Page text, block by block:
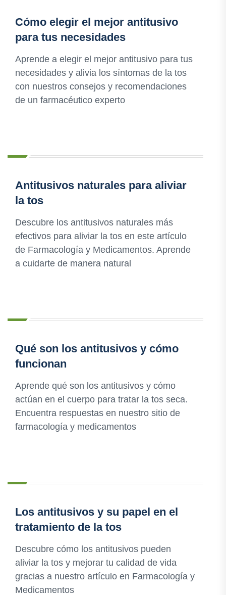
Cómo elegir el mejor antitusivo
para tus necesidades
Aprende a elegir el mejor antitusivo para tus
necesidades y alivia los síntomas de la tos
con nuestros consejos y recomendaciones
de un farmacéutico experto
Antitusivos naturales para aliviar
la tos
Descubre los antitusivos naturales más
efectivos para aliviar la tos en este artículo
de Farmacología y Medicamentos. Aprende
a cuidarte de manera natural
Qué son los antitusivos y cómo
funcionan
Aprende qué son los antitusivos y cómo
actúan en el cuerpo para tratar la tos seca.
Encuentra respuestas en nuestro sitio de
farmacología y medicamentos
Los antitusivos y su papel en el
tratamiento de la tos
Descubre cómo los antitusivos pueden
aliviar la tos y mejorar tu calidad de vida
gracias a nuestro artículo en Farmacología y
Medicamentos